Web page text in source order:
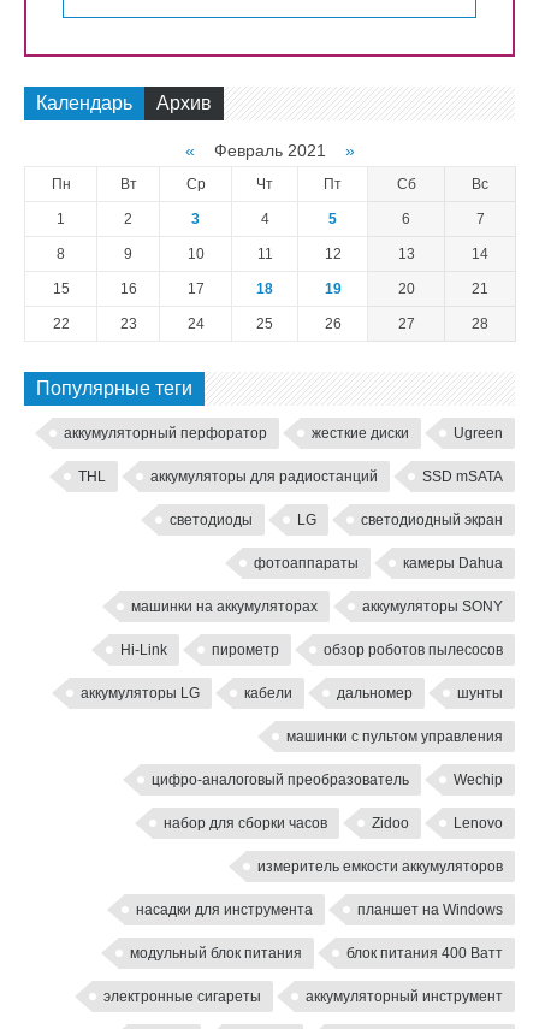
Календарь Архив
« Февраль 2021 »
Пн Вт Ср Чт Пт Сб Вс
1 2 3 4 5 6 7
8 9 10 11 12 13 14
15 16 17 18 19 20 21
22 23 24 25 26 27 28
Популярные теги
аккумуляторный перфоратор жесткие диски Ugreen
THL аккумуляторы для радиостанций SSD mSATA
светодиоды LG светодиодный экран
фотоаппараты камеры Dahua
машинки на аккумуляторах аккумуляторы SONY
Hi-Link пирометр обзор роботов пылесосов
аккумуляторы LG кабели дальномер шунты
машинки с пультом управления
цифро-аналоговый преобразователь Wechip
набор для сборки часов Zidoo Lenovo
измеритель емкости аккумуляторов
насадки для инструмента планшет на Windows
модульный блок питания блок питания 400 Ватт
электронные сигареты аккумуляторный инструмент